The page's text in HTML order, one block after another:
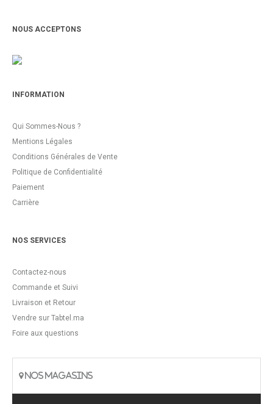
NOUS ACCEPTONS
INFORMATION
Qui Sommes-Nous ?
Mentions Légales
Conditions Générales de Vente
Politique de Confidentialité
Paiement
Carrière
NOS SERVICES
Contactez-nous
Commande et Suivi
Livraison et Retour
Vendre sur Tabtel.ma
Foire aux questions
NOS MAGASINS